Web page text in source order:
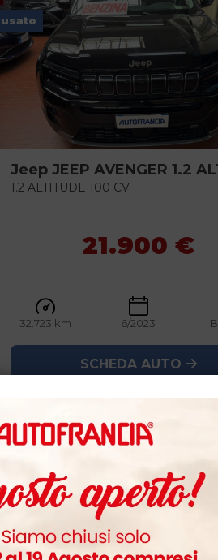
Jeep JEEP AVENGER 1.2 ALTITUDE
1.2 ALTITUDE 100 CV
usato
21.900 €
32.723 km 6/2023
SCHEDA AUTO
usato